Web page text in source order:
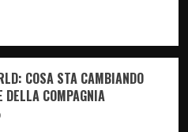
COSA STA CAMBIANDO
DELLA COMPAGNIA